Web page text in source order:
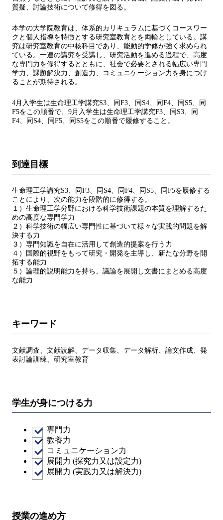
質疑、討論技術について修得を図る。
本学の大学院教育は、体系的カリキュラムに基づくコースワー
クと個人指導を特徴とする研究室教育とを両輪としている。講
究は研究室教育の中核科目であり、能動的学修が強く求められ
ている。一連の講究を受講し、研究活動を進める過程で、高度
な専門力を修得するとともに、社会で必要とされる幅広い専門
学力、課題解決力、創造力、コミュニケーション力を身につけ
ることが期待される。
4月入学生は生命理工学講究S3、同F3、同S4、同F4、同S5、同
F5をこの順番で、9月入学生は生命理工学講究F3、同S3、同
F4、同S4、同F5、同S5をこの順番で履修すること。
到達目標
生命理工学講究S3、同F3、同S4、同F4、同S5、同F5を履修する
ことにより、次の能力を段階的に修得する。
１）生命理工学分野における科学技術課題の本質を理解するた
めの高度な専門学力
２）科学技術の幅広い専門性に基づいて様々な実践的問題を解
決する力
３）専門知識を自在に活用して創造的提案を行う力
４）国際的視野をもって研究・開発を主導し、新たな分野を開
拓する能力
５）論理的説明能力を持ち、議論を展開し文書にまとめる高度
な能力
キーワード
文献調査、文献読解、データ収集、データ解析、論文作成、発
表討論訓練、研究室教育
学生が身につける力
専門力
教養力
コミュニケーション力
展開力 (探究力又は設定力)
展開力 (実践力又は解決力)
授業の進め方